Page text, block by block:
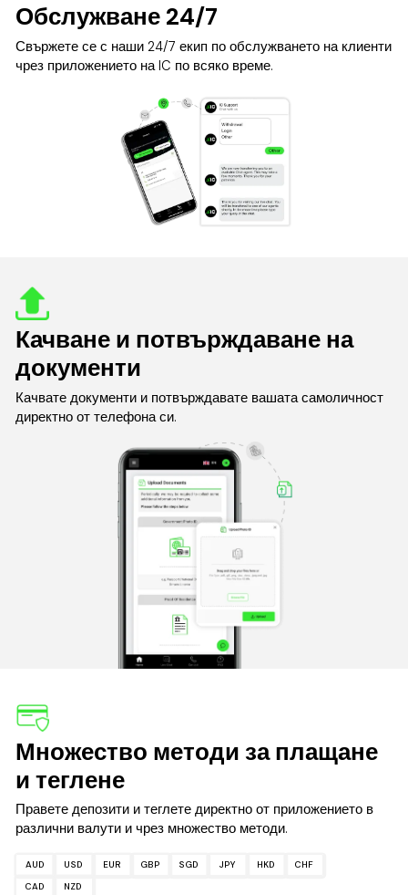
Обслужване 24/7
Свържете се с наши 24/7 екип по обслужването на клиенти
чрез приложението на IC по всяко време.
Качване и потвърждаване на
документи
Качвате документи и потвърждавате вашата самоличност
директно от телефона си.
Множество методи за плащане
и теглене
Правете депозити и теглете директно от приложението в
различни валути и чрез множество методи.
AUD USD EUR GBP SGD JPY HKD
CHF
CAD
NZD